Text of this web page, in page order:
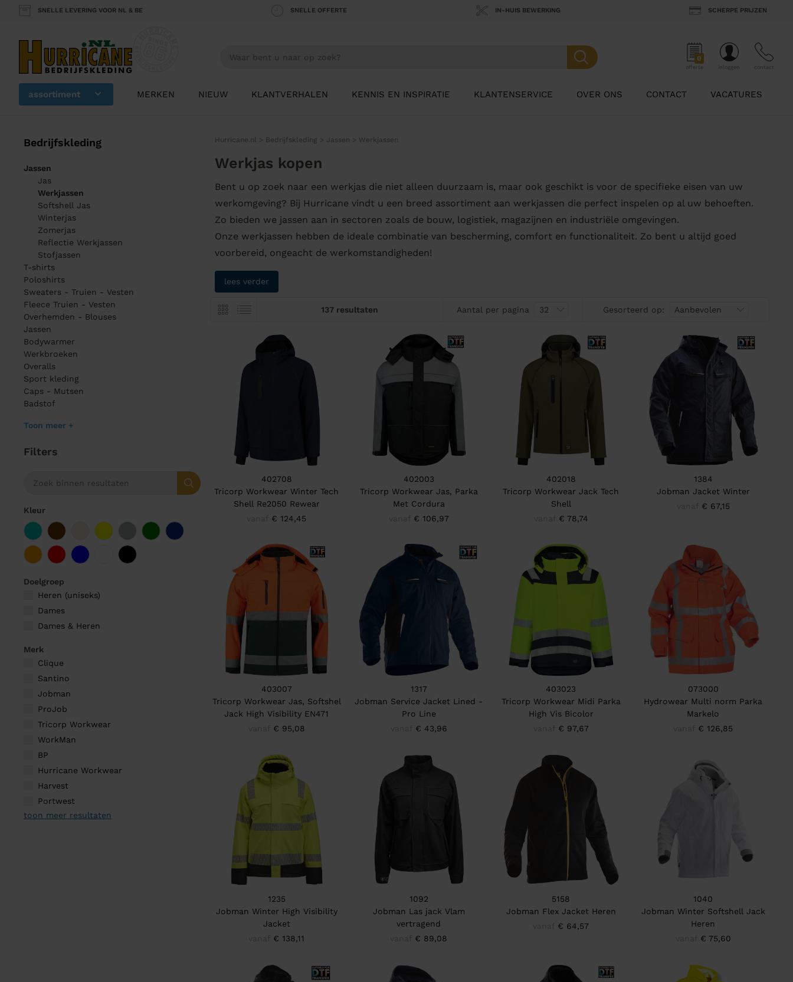
SNELLE LEVERING VOOR NL & BE SNELLE OFFERTE IN-HUIS BEWERKING SCHERPE PRIJZEN
0
offerte inloggen contact
assortiment MERKEN NIEUW KLANTVERHALEN KENNIS EN INSPIRATIE KLANTENSERVICE OVER ONS CONTACT VACATURES
Bedrijfskleding
Jassen
Jas
Werkjassen
Softshell Jas
Winterjas
Zomerjas
Reflectie Werkjassen
Stofjassen
T-shirts
Poloshirts
Sweaters - Truien - Vesten
Fleece Truien - Vesten
Overhemden - Blouses
Jassen
Bodywarmer
Werkbroeken
Overalls
Sport kleding
Caps - Mutsen
Badstof
Toon meer +
Filters
Kleur
Doelgroep
Heren (uniseks)
Dames
Dames & Heren
Merk
Clique
Santino
Jobman
ProJob
Tricorp Workwear
WorkMan
BP
Hurricane Workwear
Harvest
Portwest
toon meer resultaten
Hurricane.nl > Bedrijfskleding > Jassen > Werkjassen
Werkjas kopen
Bent u op zoek naar een werkjas die niet alleen duurzaam is, maar ook geschikt is voor de specifieke eisen van uw
werkomgeving? Bij Hurricane vindt u een breed assortiment aan werkjassen die perfect inspelen op al uw behoeften.
Zo bieden we jassen aan in sectoren zoals de bouw, logistiek, magazijnen en industriële omgevingen.
Onze werkjassen hebben de ideale combinatie van bescherming, comfort en functionaliteit. Zo bent u altijd goed
voorbereid, ongeacht de werkomstandigheden!
lees verder
137 resultaten Aantal per pagina Gesorteerd op:
402708
Tricorp Workwear Winter Tech
Shell Re2050 Rewear
€ 124,45
402003
Tricorp Workwear Jas, Parka
Met Cordura
€ 106,97
402018
Tricorp Workwear Jack Tech
Shell
€ 78,74
1384
Jobman Jacket Winter
€ 67,15
403007
Tricorp Workwear Jas, Softshel
Jack High Visibility EN471
€ 95,08
1317
Jobman Service Jacket Lined -
Pro Line
€ 43,96
403023
Tricorp Workwear Midi Parka
High Vis Bicolor
€ 97,67
073000
Hydrowear Multi norm Parka
Markelo
€ 126,85
1235
Jobman Winter High Visibility
Jacket
€ 138,11
1092
Jobman Las jack Vlam
vertragend
€ 89,08
5158
Jobman Flex Jacket Heren
€ 64,57
1040
Jobman Winter Softshell Jack
Heren
€ 75,60